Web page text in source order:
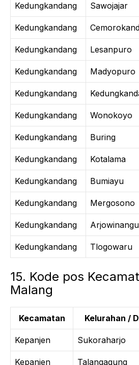
Kedungkandang Sawojajar
Kedungkandang
Kedungkandang Lesanpuro
Kedungkandang Madyopuro
Kedungkandang
Kedungkandang Wonokoyo
Kedungkandang Buring
Kedungkandang Kotalama
Kedungkandang Bumiayu
Kedungkandang Mergosono
Kedungkandang
Kedungkandang Tlogowaru
15. Kode pos
Malang
Kecamatan Kelurahan /
Kepanjen Sukoraharjo
Kepanjen Talangagung